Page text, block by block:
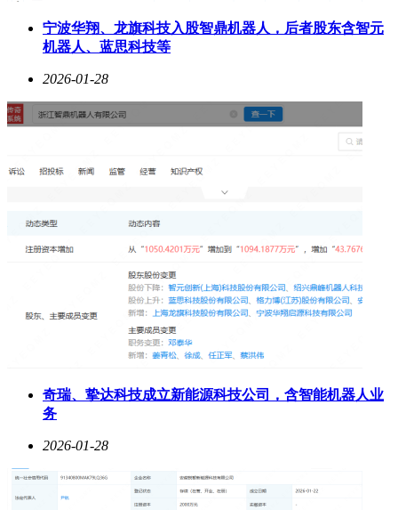
宁波华翔、龙旗科技入股智鼎机器人，后者股东含智元
机器人、蓝思科技等
2026-01-28
奇瑞、挚达科技成立新能源科技公司，含智能机器人业
务
2026-01-28